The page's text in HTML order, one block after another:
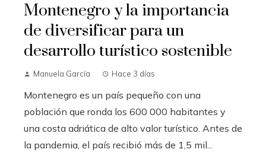
Montenegro y la importancia
de diversificar para un
desarrollo turístico sostenible
Manuela García Hace 3 días
Montenegro es un país pequeño con una
población que ronda los 600 000 habitantes y
una costa adriática de alto valor turístico. Antes de
la pandemia, el país recibió más de 1,5 mil...